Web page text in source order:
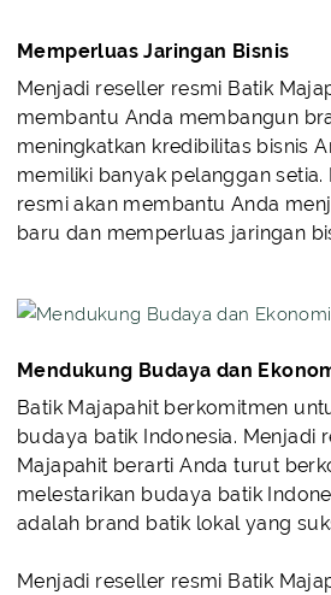
Memperluas Jaringan Bisnis
Menjadi reseller resmi Batik
membantu Anda membangun
meningkatkan kredibilitas bisnis
memiliki banyak pelanggan
resmi akan membantu Anda
baru dan memperluas jaringan
Mendukung Budaya dan
Batik Majapahit berkomitmen
budaya batik Indonesia. Menjadi
Majapahit berarti Anda turut
melestarikan budaya batik
adalah brand batik lokal yang
Menjadi reseller resmi Batik